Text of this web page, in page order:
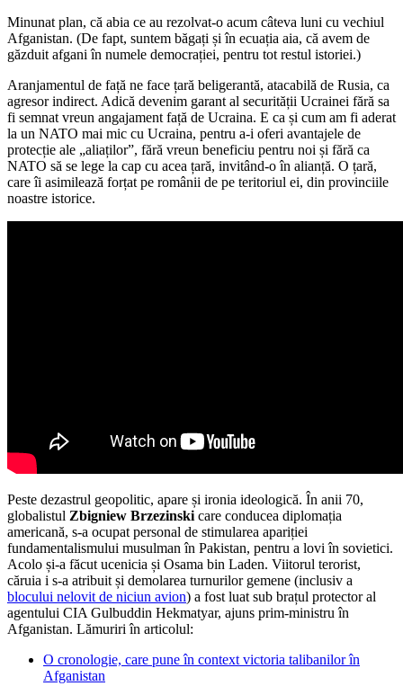
Minunat plan, că abia ce au rezolvat-o acum câteva luni cu vechiul
Afganistan. (De fapt, suntem băgați și în ecuația aia, că avem de
găzduit afgani în numele democrației, pentru tot restul istoriei.)
Aranjamentul de față ne face țară beligerantă, atacabilă de Rusia, ca
agresor indirect. Adică devenim garant al securității Ucrainei fără sa
fi semnat vreun angajament față de Ucraina. E ca și cum am fi aderat
la un NATO mai mic cu Ucraina, pentru a-i oferi avantajele de
protecție ale „aliaților”, fără vreun beneficiu pentru noi și fără ca
NATO să se lege la cap cu acea țară, invitând-o în alianță. O țară,
care îi asimilează forțat pe românii de pe teritoriul ei, din provinciile
noastre istorice.
Peste dezastrul geopolitic, apare și ironia ideologică. În anii 70,
globalistul Zbigniew Brzezinski care conducea diplomația
americană, s-a ocupat personal de stimularea apariției
fundamentalismului musulman în Pakistan, pentru a lovi în sovietici.
Acolo și-a făcut ucenicia și Osama bin Laden. Viitorul terorist,
căruia i s-a atribuit și demolarea turnurilor gemene (inclusiv a
blocului nelovit de niciun avion) a fost luat sub brațul protector al
agentului CIA Gulbuddin Hekmatyar, ajuns prim-ministru în
Afganistan. Lămuriri în articolul:
O cronologie, care pune în context victoria talibanilor în
Afganistan